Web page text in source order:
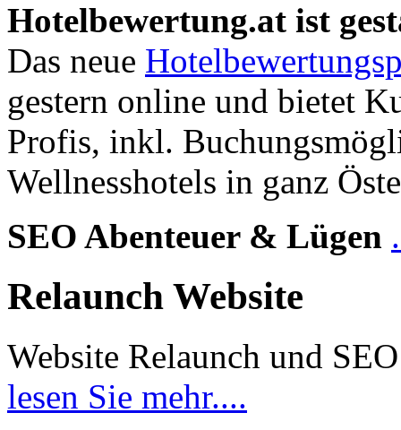
Hotelbewertung.at ist
Das neue
gestern online und bietet
Profis, inkl.
Wellnesshotels in ganz
SEO Abenteuer & Lügen
Relaunch Website
Website Relaunch und SEO
lesen Sie mehr....